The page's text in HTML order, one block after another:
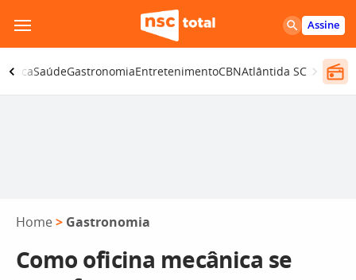
para
o
conteúdo
Assine
SaúdeGastronomiaEntretenimentoCBNAtlântida SC
Home > Gastronomia
Como oficina mecânica se